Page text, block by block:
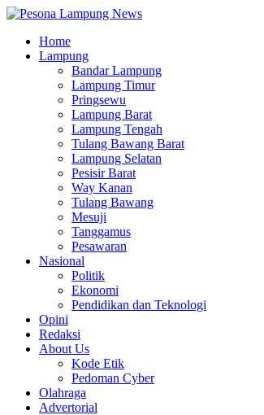
Home
Lampung
Bandar Lampung
Lampung Timur
Pringsewu
Lampung Barat
Lampung Tengah
Tulang Bawang Barat
Lampung Selatan
Pesisir Barat
Way Kanan
Tulang Bawang
Mesuji
Tanggamus
Pesawaran
Nasional
Politik
Ekonomi
Pendidikan dan Teknologi
Opini
Redaksi
About Us
Kode Etik
Pedoman Cyber
Olahraga
Advertorial